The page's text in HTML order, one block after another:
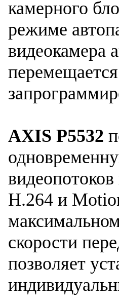
камерного
режиме
видеокамера
AXIS P5532
H.264 и
скорости
позволяет